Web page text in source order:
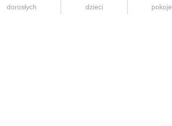
dorosłych dzieci pokoje